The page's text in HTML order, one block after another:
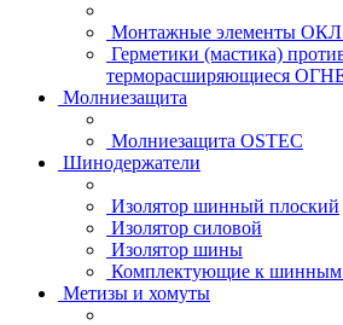
Монтажные элементы ОКЛ
Герметики (мастика)
терморасширяющиеся
Молниезащита
Молниезащита OSTEC
Шинодержатели
Изолятор шинный плоский
Изолятор силовой
Изолятор шины
Комплектующие к шинным
Метизы и хомуты